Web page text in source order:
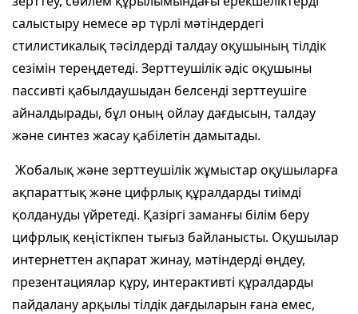
салыстыру немесе әр түрлі мәтіндердегі
стилистикалық тәсілдерді талдау оқушының тілдік
сезімін тереңдетеді. Зерттеушілік әдіс оқушыны
пассивті қабылдаушыдан белсенді зерттеушіге
айналдырады, бұл оның ойлау дағдысын, талдау
және синтез жасау қабілетін дамытады.
Жобалық және зерттеушілік жұмыстар оқушыларға
ақпараттық және цифрлық құралдарды тиімді
қолдануды үйретеді. Қазіргі заманғы білім беру
цифрлық кеңістікпен тығыз байланысты. Оқушылар
интернеттен ақпарат жинау, мәтіндерді өңдеу,
презентациялар құру, интерактивті құралдарды
пайдалану арқылы тілдік дағдыларын ғана емес,